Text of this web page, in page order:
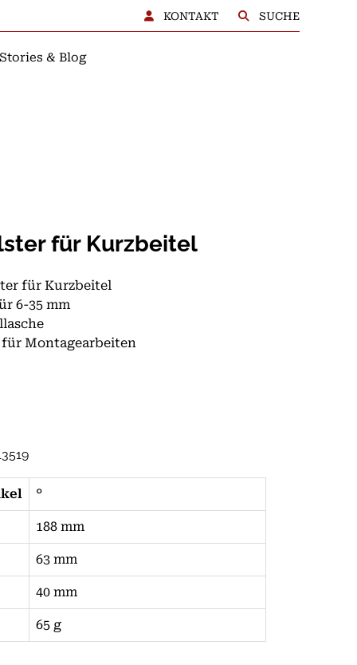
KONTAKT SUCHE
Stories & Blog
für Kurzbeitel
für Kurzbeitel
6-35 mm
Montagearbeiten
°
188 mm
63 mm
40 mm
65 g